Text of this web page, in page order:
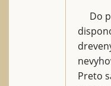
Do
Preto